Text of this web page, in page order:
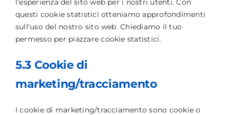
l'esperienza del sito web per i nostri utenti. Con
questi cookie statistici otteniamo approfondimenti
sull'uso del nostro sito web. Chiediamo il tuo
permesso per piazzare cookie statistici.
5.3 Cookie di
marketing/tracciamento
I cookie di marketing/tracciamento sono cookie o